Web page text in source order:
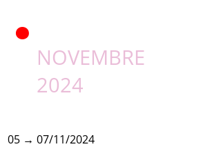
• NOVEMBRE
2024
05 → 07/11/2024